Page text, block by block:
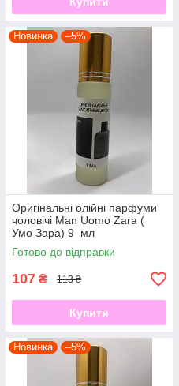
Новинка –5%
Оригінальні олійні парфуми
чоловічі Man Uomo Zara (
Умо Зара) 9 мл
Готово до відправки
107 ₴ 113 ₴
Купити
Новинка –5%